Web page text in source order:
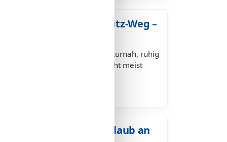
am Bernhard-Seitz-Weg –
am Bernhard-Seitz-Weg – naturnah, ruhig
in Ahrenshoop verbringt, sucht meist
Meer mit Hund – Urlaub an